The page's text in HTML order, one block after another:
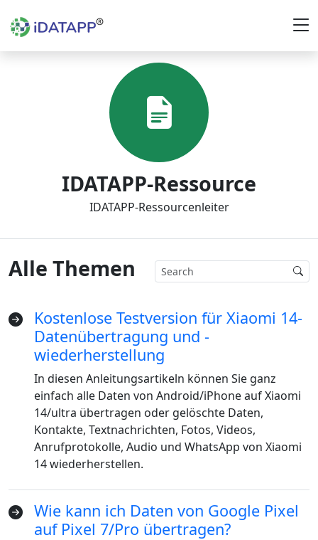
IDATAPP-Ressource
IDATAPP-Ressourcenleiter
Alle Themen
Kostenlose Testversion für Xiaomi 14-
Datenübertragung und -
wiederherstellung
In diesen Anleitungsartikeln können Sie ganz
einfach alle Daten von Android/iPhone auf Xiaomi
14/ultra übertragen oder gelöschte Daten,
Kontakte, Textnachrichten, Fotos, Videos,
Anrufprotokolle, Audio und WhatsApp von Xiaomi
14 wiederherstellen.
Wie kann ich Daten von Google Pixel
auf Pixel 7/Pro übertragen?